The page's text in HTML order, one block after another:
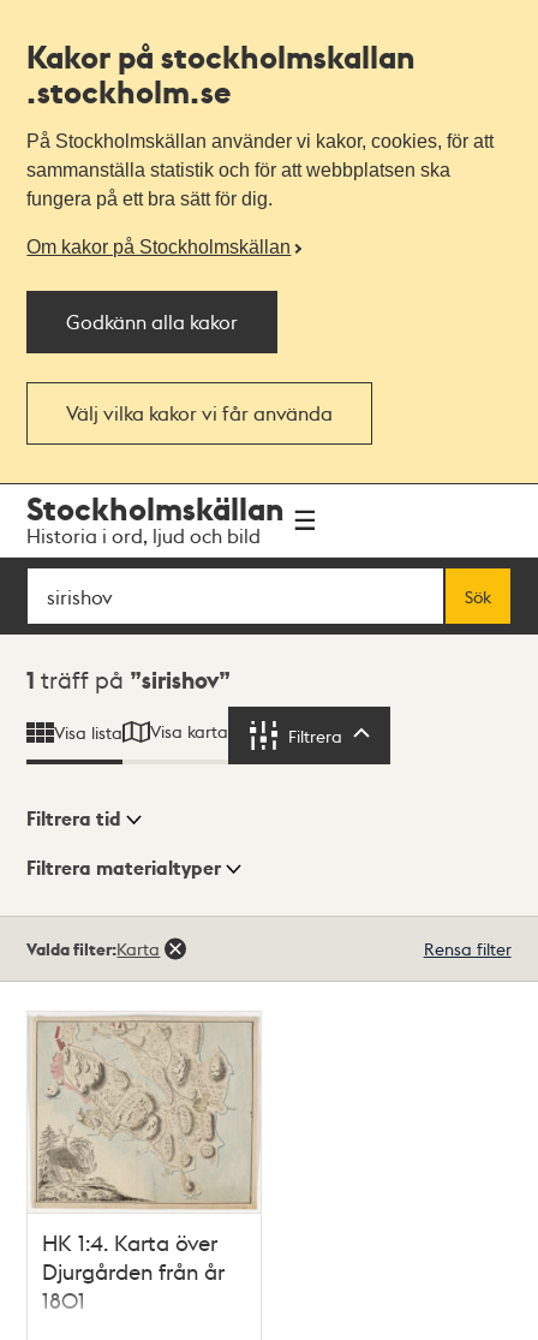
Kakor på stockholmskallan
.stockholm.se
På Stockholmskällan använder vi kakor, cookies, för att
sammanställa statistik och för att webbplatsen ska
fungera på ett bra sätt för dig.
Om kakor på Stockholmskällan
Godkänn alla kakor
Välj vilka kakor vi får använda
navigationen
huvudinnehållet
Stockholmskällan
Historia i ord, ljud och bild
Sök
Sök
Sökresultat
1 träff på sirishov
Visa lista Visa karta Filtrera
Visningsläge
Filtrera tid
Filtrera materialtyper
träffar
Valda filter:Karta Rensa filter
HK 1:4. Karta över
Djurgården från år
1801